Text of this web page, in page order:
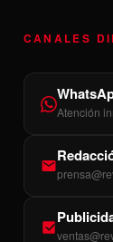
CANALES
Atención